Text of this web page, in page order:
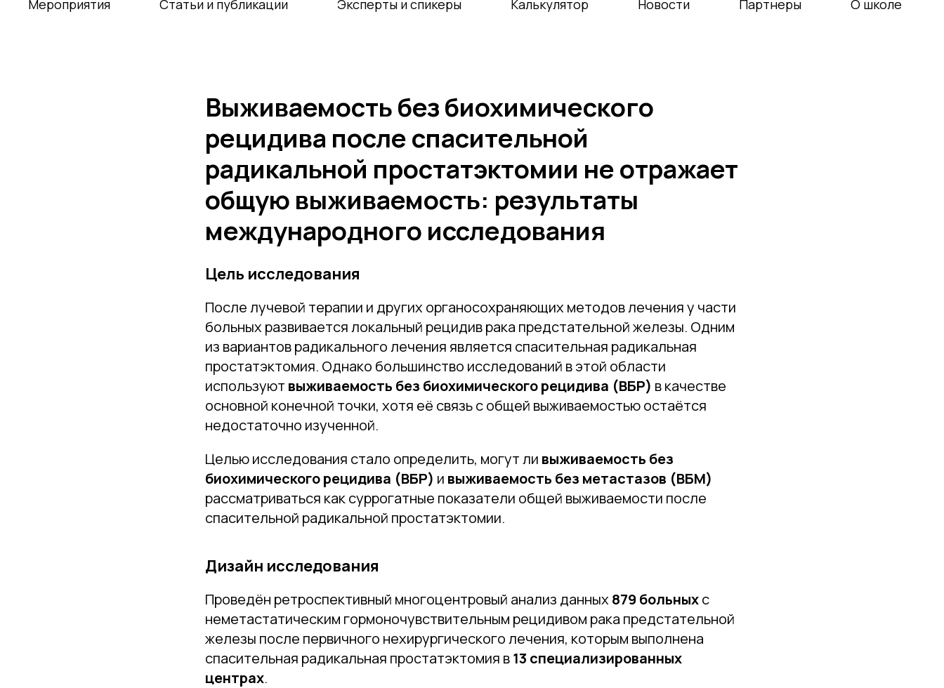
Мероприятия Статьи и публикации Эксперты и спикеры Калькулятор Новости Партнеры О школе
Выживаемость без биохимического
рецидива после спасительной
радикальной простатэктомии не отражает
общую выживаемость: результаты
международного исследования
Цель исследования
После лучевой терапии и других органосохраняющих методов лечения у части
больных развивается локальный рецидив рака предстательной железы. Одним
из вариантов радикального лечения является спасительная радикальная
простатэктомия. Однако большинство исследований в этой области
используют выживаемость без биохимического рецидива (ВБР) в качестве
основной конечной точки, хотя её связь с общей выживаемостью остаётся
недостаточно изученной.
Целью исследования стало определить, могут ли выживаемость без
биохимического рецидива (ВБР) и выживаемость без метастазов (ВБМ)
рассматриваться как суррогатные показатели общей выживаемости после
спасительной радикальной простатэктомии.
Дизайн исследования
Проведён ретроспективный многоцентровый анализ данных 879 больныхс
неметастатическим гормоночувствительным рецидивом рака предстательной
железы после первичного нехирургического лечения, которым выполнена
спасительная радикальная простатэктомия в13 специализированных
центрах.